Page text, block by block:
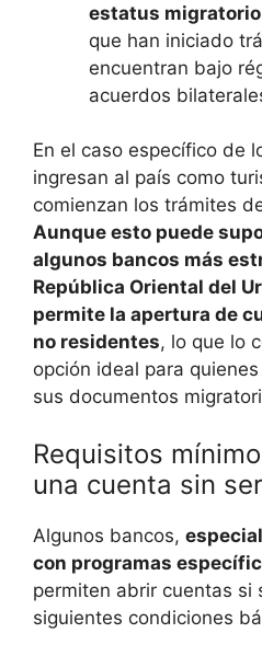
estatus
que han iniciado
encuentran bajo
acuerdos
En el caso específico de
ingresan al país como
comienzan los trámites
Aunque esto puede
algunos bancos más
República Oriental del
permite la apertura de
no residentes, lo que lo
opción ideal para
sus documentos
Requisitos
una cuenta sin
Algunos bancos,
con programas
permiten abrir cuentas si
siguientes condiciones